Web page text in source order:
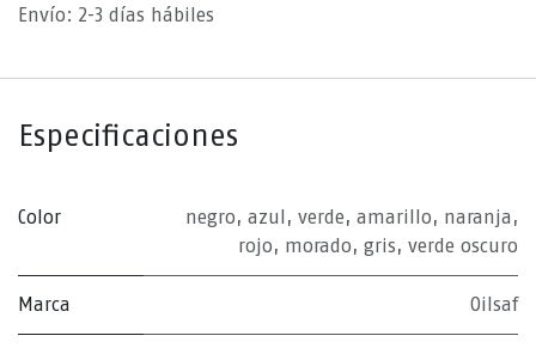
Envío: 2-3 días hábiles
Especificaciones
Color negro, azul , verde, amarillo, naranja ,
rojo, morado, gris, verde oscuro
Marca Oilsaf